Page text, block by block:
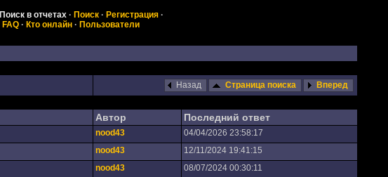
Поиск в отчетах· Поиск· Регистрация·
FAQ · Кто онлайн · Пользователи
Назад Страница поиска Вперед
Автор Последний ответ
nood43 04/04/2026 23:58:17
nood43 12/11/2024 19:41:15
nood43 08/07/2024 00:30:11